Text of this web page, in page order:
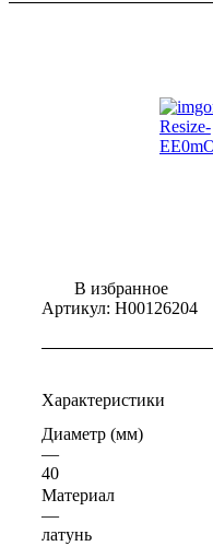
В избранное
Артикул: Н00126204
Характеристики
Диаметр (мм)
—
40
Материал
—
латунь